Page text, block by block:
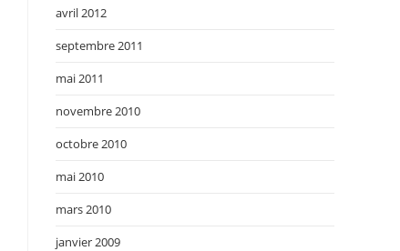
avril 2012
septembre 2011
mai 2011
novembre 2010
octobre 2010
mai 2010
mars 2010
janvier 2009